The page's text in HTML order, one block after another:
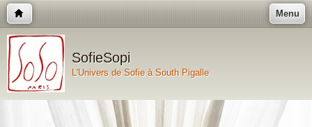
Menu
SofieSopi
L'Univers de Sofie à South Pigalle